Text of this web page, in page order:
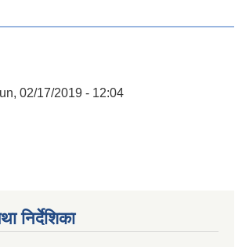
02/17/2019 - 12:04
निर्देशिका